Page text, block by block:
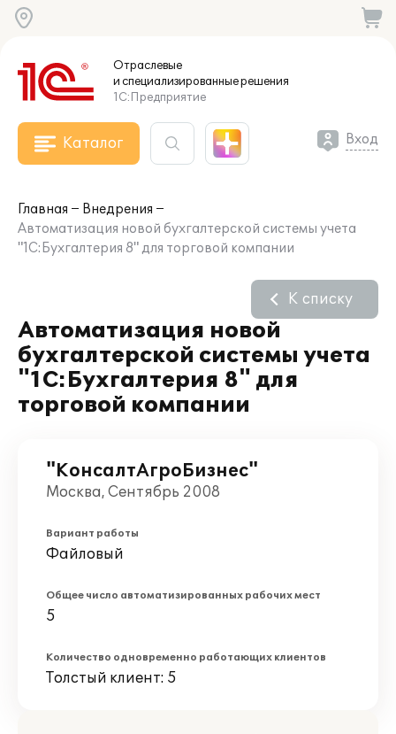
Отраслевые
и специализированныерешения
1С:Предприятие
Каталог Вход
Главная
Внедрения
Автоматизация новой бухгалтерской системы учета
"1С:Бухгалтерия 8" для торговой компании
Автоматизация новой
бухгалтерской системы учета
"1С:Бухгалтерия 8" для
торговой компании
К списку
"КонсалтАгроБизнес"
Москва, Сентябрь 2008
Вариант работы
Файловый
Общее число автоматизированных рабочих мест
5
Количество одновременно работающих клиентов
Толстый клиент: 5